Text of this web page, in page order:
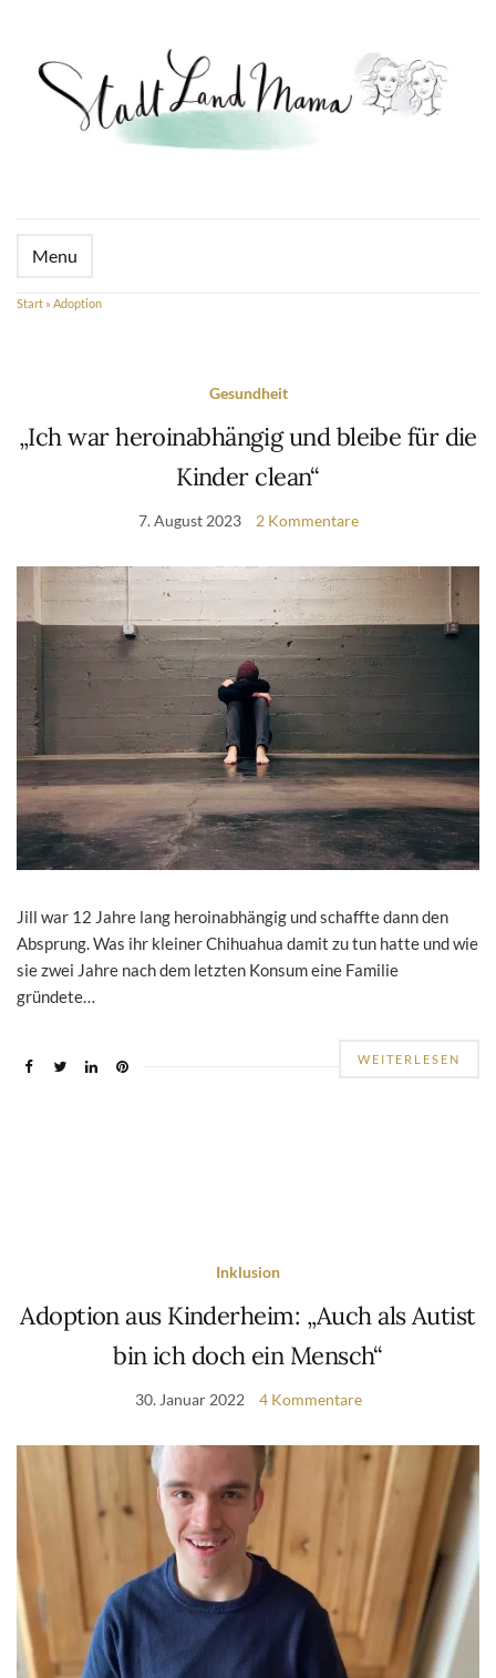
Menu
Start » Adoption
Gesundheit
„Ich war heroinabhängig und bleibe für die
Kinder clean“
7. August 2023 2 Kommentare
Jill war 12 Jahre lang heroinabhängig und schaffte dann den
Absprung. Was ihr kleiner Chihuahua damit zu tun hatte und wie
sie zwei Jahre nach dem letzten Konsum eine Familie
gründete…
WEITERLESEN
Inklusion
Adoption aus Kinderheim: „Auch als Autist
bin ich doch ein Mensch“
30. Januar 2022 4 Kommentare